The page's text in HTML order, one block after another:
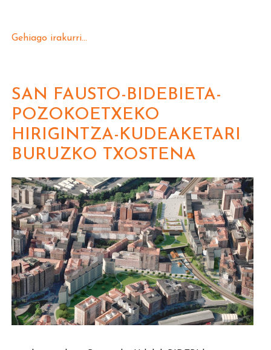
Gehiago irakurri...
SAN FAUSTO-BIDEBIETA-
POZOKOETXEKO
HIRIGINTZA-KUDEAKETARI
BURUZKO TXOSTENA